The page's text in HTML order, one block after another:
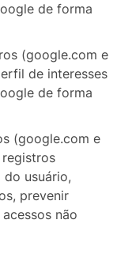
de forma
(google.com e
de interesses
de forma
(google.com e
usuário,
prevenir
não